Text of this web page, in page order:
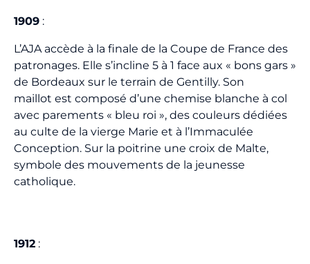
1909 :
L’AJA accède à la finale de la Coupe de France des
patronages. Elle s’incline 5 à 1 face aux « bons gars »
de Bordeaux sur le terrain de Gentilly. Son
maillot est composé d’une chemise blanche à col
avec parements « bleu roi », des couleurs dédiées
au culte de la vierge Marie et à l’Immaculée
Conception. Sur la poitrine une croix de Malte,
symbole des mouvements de la jeunesse
catholique.
1912 :